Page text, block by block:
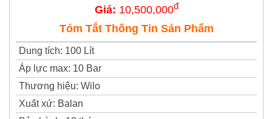
Giá: 10,500,000đ
Tóm Tắt Thông Tin Sản Phẩm
Dung tích: 100 Lít
Áp lực max: 10 Bar
Thương hiệu: Wilo
Xuất xứ: Balan